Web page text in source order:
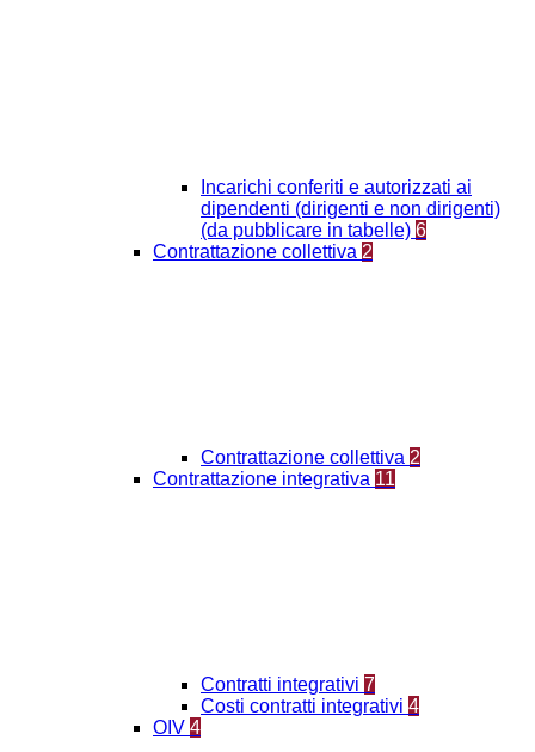
Incarichi conferiti e autorizzati ai
dipendenti (dirigenti e non dirigenti)
(da pubblicare in tabelle) 6
Contrattazione collettiva 2
Contrattazione collettiva 2
Contrattazione integrativa 11
Contratti integrativi 7
Costi contratti integrativi 4
OIV 4